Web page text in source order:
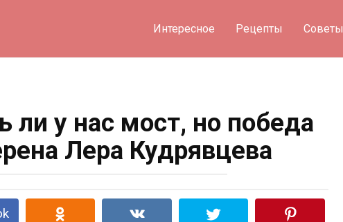
Интересное Рецепты Советы
ли у нас мост, но победа
Лера Кудрявцева